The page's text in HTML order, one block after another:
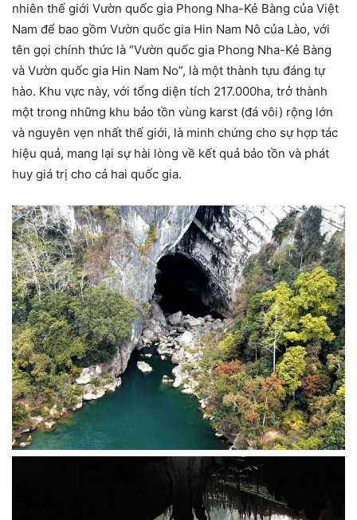
nhiên thế giới Vườn quốc gia Phong Nha-Kẻ Bàng của Việt
Nam để bao gồm Vườn quốc gia Hin Nam Nô của Lào, với
tên gọi chính thức là “Vườn quốc gia Phong Nha-Kẻ Bàng
và Vườn quốc gia Hin Nam No”, là một thành tựu đáng tự
hào. Khu vực này, với tổng diện tích 217.000ha, trở thành
một trong những khu bảo tồn vùng karst (đá vôi) rộng lớn
và nguyên vẹn nhất thế giới, là minh chứng cho sự hợp tác
hiệu quả, mang lại sự hài lòng về kết quả bảo tồn và phát
huy giá trị cho cả hai quốc gia.